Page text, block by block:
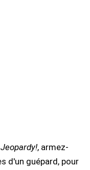
Jeopardy!, armez-
d'un guépard, pour